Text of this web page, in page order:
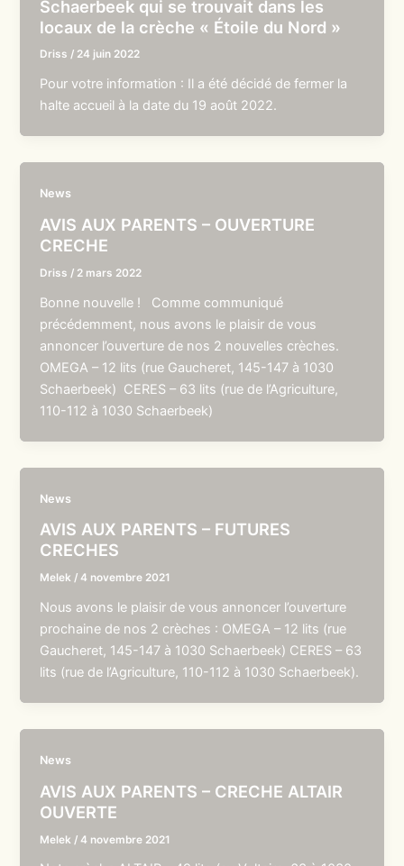
Schaerbeek qui se trouvait dans les
locaux de la crèche « Étoile du Nord »
Driss / 24 juin 2022
Pour votre information : Il a été décidé de fermer la
halte accueil à la date du 19 août 2022.
News
AVIS AUX PARENTS – OUVERTURE
CRECHE
Driss / 2 mars 2022
Bonne nouvelle ! Comme communiqué
précédemment, nous avons le plaisir de vous
annoncer l’ouverture de nos 2 nouvelles crèches.
OMEGA – 12 lits (rue Gaucheret, 145-147 à 1030
Schaerbeek) CERES – 63 lits (rue de l’Agriculture,
110-112 à 1030 Schaerbeek)
News
AVIS AUX PARENTS – FUTURES
CRECHES
Melek /4 novembre 2021
Nous avons le plaisir de vous annoncer l’ouverture
prochaine de nos 2 crèches : OMEGA – 12 lits (rue
Gaucheret, 145-147 à 1030 Schaerbeek) CERES – 63
lits (rue de l’Agriculture, 110-112 à 1030 Schaerbeek).
News
AVIS AUX PARENTS – CRECHE ALTAIR
OUVERTE
Melek /4 novembre 2021